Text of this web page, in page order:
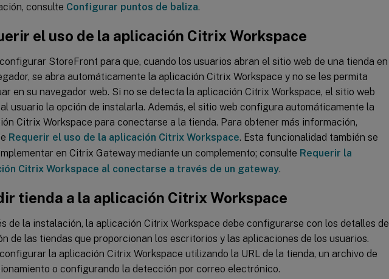
consulte Configurar puntos de baliza.
el uso de la aplicación Citrix Workspace
StoreFront para que, cuando los usuarios abran el sitio web de una tienda en
se abra automáticamente la aplicación Citrix Workspace y no se les permita
en su navegador web. Si no se detecta la aplicación Citrix Workspace, el sitio web
usuario la opción de instalarla. Además, el sitio web configura automáticamente la
Citrix Workspace para conectarse a la tienda. Para obtener más información,
Requerir el uso de la aplicación Citrix Workspace. Esta funcionalidad también se
en Citrix Gateway mediante un complemento; consulte Requerir la
Citrix Workspace al conectarse a través de un gateway.
tienda a la aplicación Citrix Workspace
de la instalación, la aplicación Citrix Workspace debe configurarse con los detalles de
de las tiendas que proporcionan los escritorios y las aplicaciones de los usuarios.
la aplicación Citrix Workspace utilizando la URL de la tienda, un archivo de
o configurando la detección por correo electrónico.